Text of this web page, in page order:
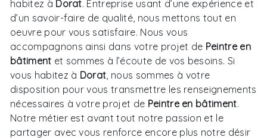
habitez à Dorat. Entreprise usant d’une expérience et
d’un savoir-faire de qualité, nous mettons tout en
oeuvre pour vous satisfaire. Nous vous
accompagnons ainsi dans votre projet de Peintre en
bâtiment et sommes à l’écoute de vos besoins. Si
vous habitez à Dorat, nous sommes à votre
disposition pour vous transmettre les renseignements
nécessaires à votre projet de Peintre en bâtiment.
Notre métier est avant tout notre passion et le
partager avec vous renforce encore plus notre désir